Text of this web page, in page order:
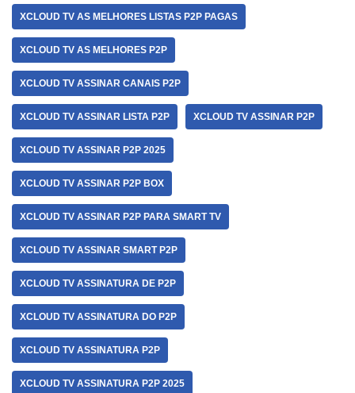
XCLOUD TV AS MELHORES LISTAS P2P PAGAS
XCLOUD TV AS MELHORES P2P
XCLOUD TV ASSINAR CANAIS P2P
XCLOUD TV ASSINAR LISTA P2P XCLOUD TV ASSINAR P2P
XCLOUD TV ASSINAR P2P 2025
XCLOUD TV ASSINAR P2P BOX
XCLOUD TV ASSINAR P2P PARA SMART TV
XCLOUD TV ASSINAR SMART P2P
XCLOUD TV ASSINATURA DE P2P
XCLOUD TV ASSINATURA DO P2P
XCLOUD TV ASSINATURA P2P
XCLOUD TV ASSINATURA P2P 2025